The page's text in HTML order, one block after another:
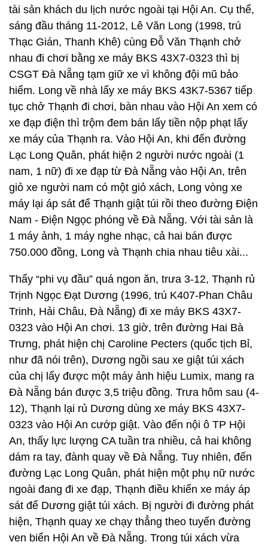
tài sản khách du lịch nước ngoài tại Hội An. Cụ thể,
sáng đầu tháng 11-2012, Lê Văn Long (1998, trú
Thạc Gián, Thanh Khê) cùng Đỗ Văn Thạnh chở
nhau đi chơi bằng xe máy BKS 43X7-0323 thì bị
CSGT Đà Nẵng tạm giữ xe vì không đội mũ bảo
hiểm. Long về nhà lấy xe máy BKS 43K7-5367 tiếp
tục chở Thạnh đi chơi, bàn nhau vào Hội An xem có
xe đạp điện thì trộm đem bán lấy tiền nộp phạt lấy
xe máy của Thạnh ra. Vào Hội An, khi đến đường
Lạc Long Quân, phát hiện 2 người nước ngoài (1
nam, 1 nữ) đi xe đạp từ Đà Nẵng vào Hội An, trên
giỏ xe người nam có một giỏ xách, Long vòng xe
máy lại áp sát để Thạnh giật túi rồi theo đường Điện
Nam - Điện Ngọc phóng về Đà Nẵng. Với tài sản là
1 máy ảnh, 1 máy nghe nhạc, cả hai bán được
750.000 đồng, Long và Thạnh chia nhau tiêu xài...
Thấy “phi vụ đầu” quá ngon ăn, trưa 3-12, Thạnh rủ
Trịnh Ngọc Đạt Dương (1996, trú K407-Phan Châu
Trinh, Hải Châu, Đà Nẵng) đi xe máy BKS 43X7-
0323 vào Hội An chơi. 13 giờ, trên đường Hai Bà
Trưng, phát hiện chị Caroline Pecters (quốc tịch Bỉ,
như đã nói trên), Dương ngồi sau xe giật túi xách
của chị lấy được một máy ảnh hiệu Lumix, mang ra
Đà Nẵng bán được 3,5 triệu đồng. Trưa hôm sau (4-
12), Thạnh lại rủ Dương dùng xe máy BKS 43X7-
0323 vào Hội An cướp giật. Vào đến nội ô TP Hội
An, thấy lực lượng CA tuần tra nhiều, cả hai không
dám ra tay, đành quay về Đà Nẵng. Tuy nhiên, đến
đường Lạc Long Quân, phát hiện một phụ nữ nước
ngoài đang đi xe đạp, Thạnh điều khiển xe máy áp
sát để Dương giật túi xách. Bị người đi đường phát
hiện, Thạnh quay xe chạy thẳng theo tuyến đường
ven biển Hội An về Đà Nẵng. Trong túi xách vừa